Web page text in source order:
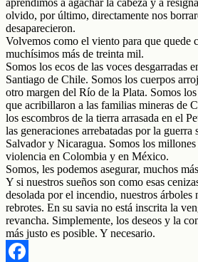
olvido, por último, directamente nos
desaparecieron.
Volvemos como el viento para que quede
muchísimos más de treinta mil.
Somos los ecos de las voces desgarradas
Santiago de Chile. Somos los cuerpos
otro margen del Río de la Plata. Somos
que acribillaron a las familias mineras de
los escombros de la tierra arrasada en el
las generaciones arrebatadas por la
Salvador y Nicaragua. Somos los millones
violencia en Colombia y en México.
Somos, les podemos asegurar, muchos
Y si nuestros sueños son como esas
desolada por el incendio, nuestros árboles
rebrotes. En su savia no está inscrita la
revancha. Simplemente, los deseos y la
más justo es posible. Y necesario.